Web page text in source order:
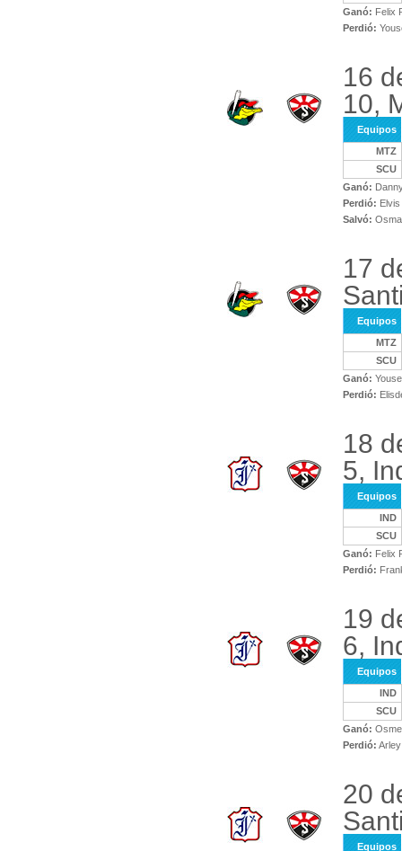
Ganó: Felix
Perdió:
16
10,
Equipos
MTZ
SCU
Ganó:
Perdió:
Salvó:
17
Equipos
MTZ
SCU
Ganó:
Perdió:
18
5,
Equipos
IND
SCU
Ganó: Felix
Perdió:
19
6,
Equipos
IND
SCU
Ganó:
Perdió:
20
Equipos